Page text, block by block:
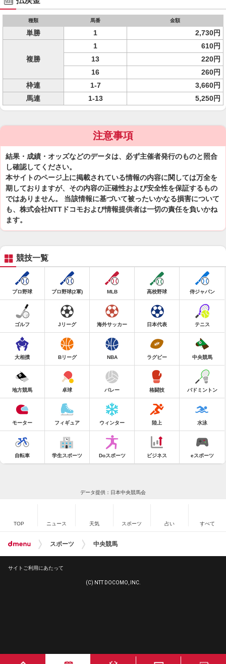
種類 馬番 金額
単勝 1 2,730円
複勝
1
610円
13
220円
16
260円
枠連
1-7
3,660円
馬連
1-13 5,250円
注意事項
結果・成績・オッズなどのデータは、必ず主催者発行のものと照合
し確認してください。
本サイトのページ上に掲載されている情報の内容に関しては万全を
期しておりますが、その内容の正確性および安全性を保証するもの
ではありません。 当該情報に基づいて被ったいかなる損害について
も、株式会社NTTドコモおよび情報提供者は一切の責任を負いかね
ます。
競技一覧
プロ野球 プロ野球(2軍) MLB 高校野球 侍ジャパン
ゴルフ Jリーグ 海外サッカー 日本代表 テニス
大相撲 Bリーグ NBA ラグビー 中央競馬
地方競馬 卓球 バレー 格闘技 バドミントン
モーター フィギュア ウィンター 陸上 水泳
自転車 学生スポーツ Doスポーツ ビジネス eスポーツ
データ提供：日本中央競馬会
TOP ニュース 天気 スポーツ 占い すべて
スポーツ 中央競馬
サイトご利用にあたって
(C) NTT DOCOMO, INC.